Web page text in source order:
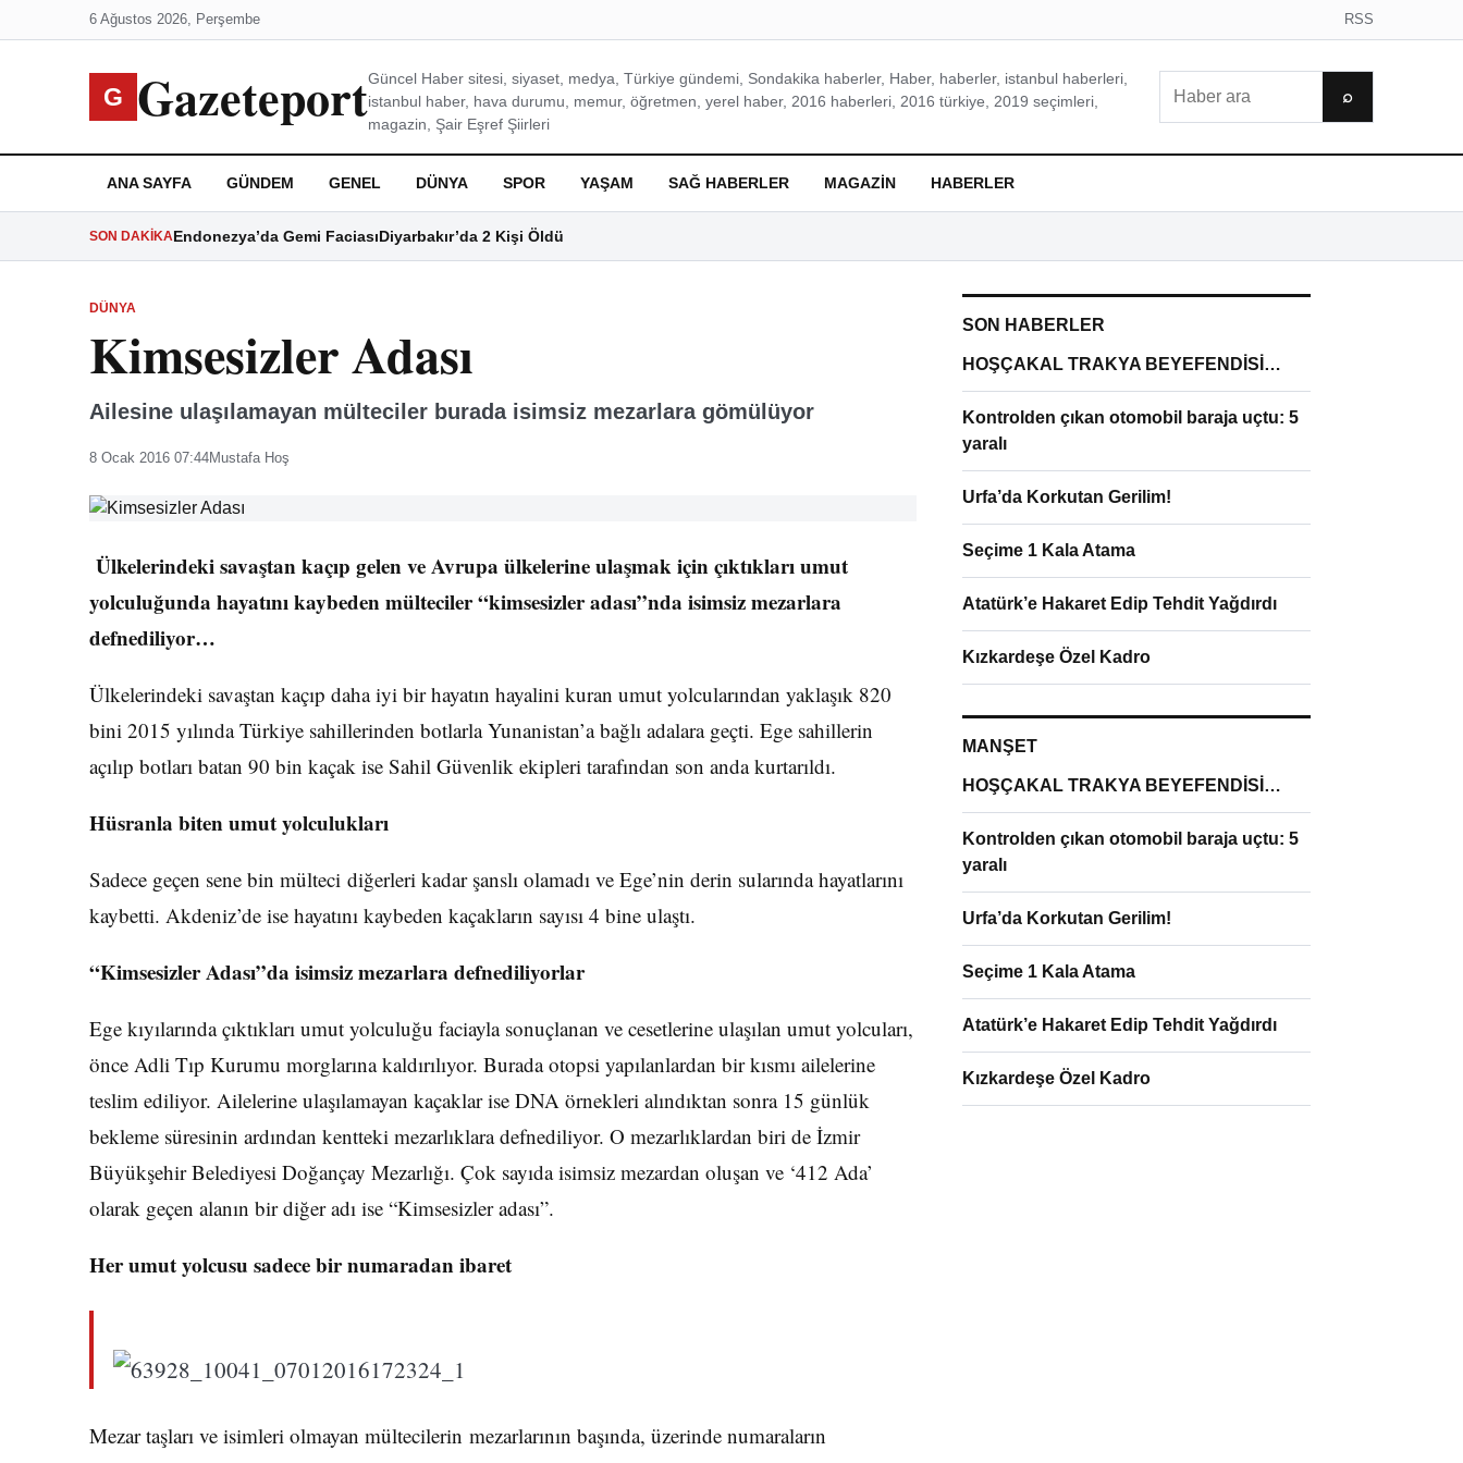
6 Ağustos 2026, Perşembe RSS
G GazeteportGüncel Haber sitesi, siyaset, medya, Türkiye gündemi, Sondakika haberler, Haber, haberler, istanbul haberleri,
istanbul haber, hava durumu, memur, öğretmen, yerel haber, 2016 haberleri, 2016 türkiye, 2019 seçimleri,
magazin, Şair Eşref Şiirleri
⌕
ANA SAYFA GÜNDEM GENEL DÜNYA SPOR YAŞAM SAĞ HABERLER MAGAZIN HABERLER
SON DAKIKAEndonezya’da Gemi FaciasıDiyarbakır’da 2 Kişi Öldü
DÜNYA
Kimsesizler Adası
Ailesine ulaşılamayan mülteciler burada isimsiz mezarlara gömülüyor
8 Ocak 2016 07:44Mustafa Hoş
Ülkelerindeki savaştan kaçıp gelen ve Avrupa ülkelerine ulaşmak için çıktıkları umut
yolculuğunda hayatını kaybeden mülteciler “kimsesizler adası”nda isimsiz mezarlara
defnediliyor…
Ülkelerindeki savaştan kaçıp daha iyi bir hayatın hayalini kuran umut yolcularından yaklaşık 820
bini 2015 yılında Türkiye sahillerinden botlarla Yunanistan’a bağlı adalara geçti. Ege sahillerin
açılıp botları batan 90 bin kaçak ise Sahil Güvenlik ekipleri tarafından son anda kurtarıldı.
Hüsranla biten umut yolculukları
Sadece geçen sene bin mülteci diğerleri kadar şanslı olamadı ve Ege’nin derin sularında hayatlarını
kaybetti. Akdeniz’de ise hayatını kaybeden kaçakların sayısı 4 bine ulaştı.
“Kimsesizler Adası”da isimsiz mezarlara defnediliyorlar
Ege kıyılarında çıktıkları umut yolculuğu faciayla sonuçlanan ve cesetlerine ulaşılan umut yolcuları,
önce Adli Tıp Kurumu morglarına kaldırılıyor. Burada otopsi yapılanlardan bir kısmı ailelerine
teslim ediliyor. Ailelerine ulaşılamayan kaçaklar ise DNA örnekleri alındıktan sonra 15 günlük
bekleme süresinin ardından kentteki mezarlıklara defnediliyor. O mezarlıklardan biri de İzmir
Büyükşehir Belediyesi Doğançay Mezarlığı. Çok sayıda isimsiz mezardan oluşan ve ‘412 Ada’
olarak geçen alanın bir diğer adı ise “Kimsesizler adası”.
Her umut yolcusu sadece bir numaradan ibaret
Mezar taşları ve isimleri olmayan mültecilerin mezarlarının başında, üzerinde numaraların
SON HABERLER
HOŞÇAKAL TRAKYA BEYEFENDİSİ…
Kontrolden çıkan otomobil baraja uçtu: 5
yaralı
Urfa’da Korkutan Gerilim!
Seçime 1 Kala Atama
Atatürk’e Hakaret Edip Tehdit Yağdırdı
Kızkardeşe Özel Kadro
MANŞET
HOŞÇAKAL TRAKYA BEYEFENDİSİ…
Kontrolden çıkan otomobil baraja uçtu: 5
yaralı
Urfa’da Korkutan Gerilim!
Seçime 1 Kala Atama
Atatürk’e Hakaret Edip Tehdit Yağdırdı
Kızkardeşe Özel Kadro